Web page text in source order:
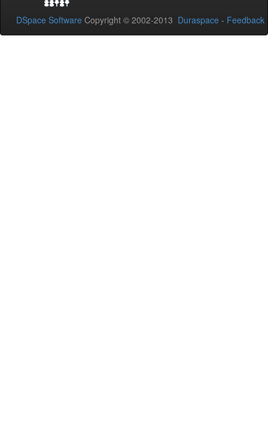
DSpace Software Copyright © 2002-2013 Duraspace - Feedback